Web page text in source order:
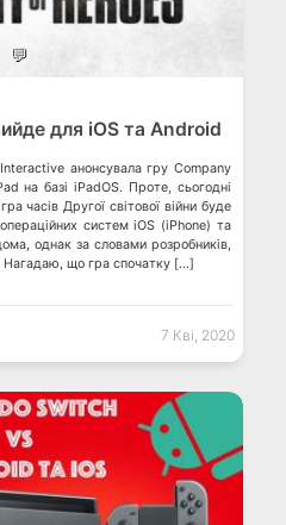
💬
для iOS та Android
анонсувала гру Company
на базі iPadOS. Проте, сьогодні
часів Другої світової війни буде
систем iOS (iPhone) та
однак за словами розробників,
Нагадаю, що гра спочатку […]
7 Кві, 2020